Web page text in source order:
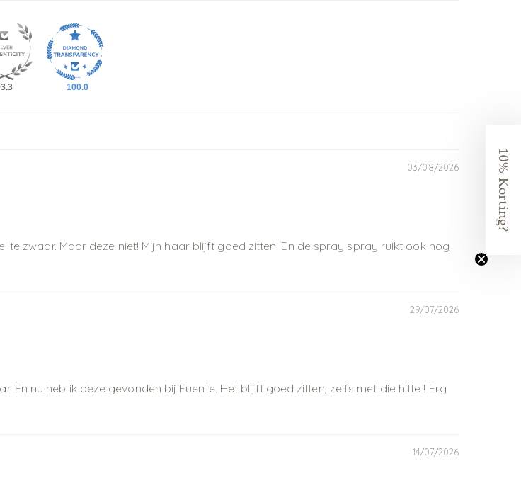
100.0
03/08/2026
zwaar. Maar deze niet! Mijn haar blijft goed zitten! En de spray spray ruikt ook nog
29/07/2026
nu heb ik deze gevonden bij Fuente. Het blijft goed zitten, zelfs met die hitte ! Erg
14/07/2026
10% Korting?